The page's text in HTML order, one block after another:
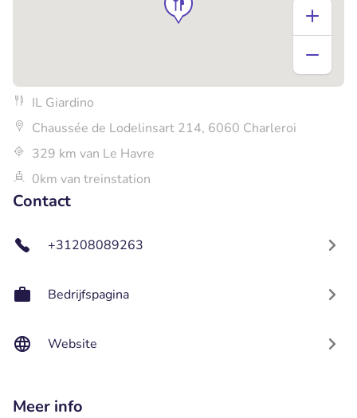
IL Giardino
Chaussée de Lodelinsart 214, 6060 Charleroi
329 km van Le Havre
0km van treinstation
Contact
+31208089263
Bedrijfspagina
Website
Meer info